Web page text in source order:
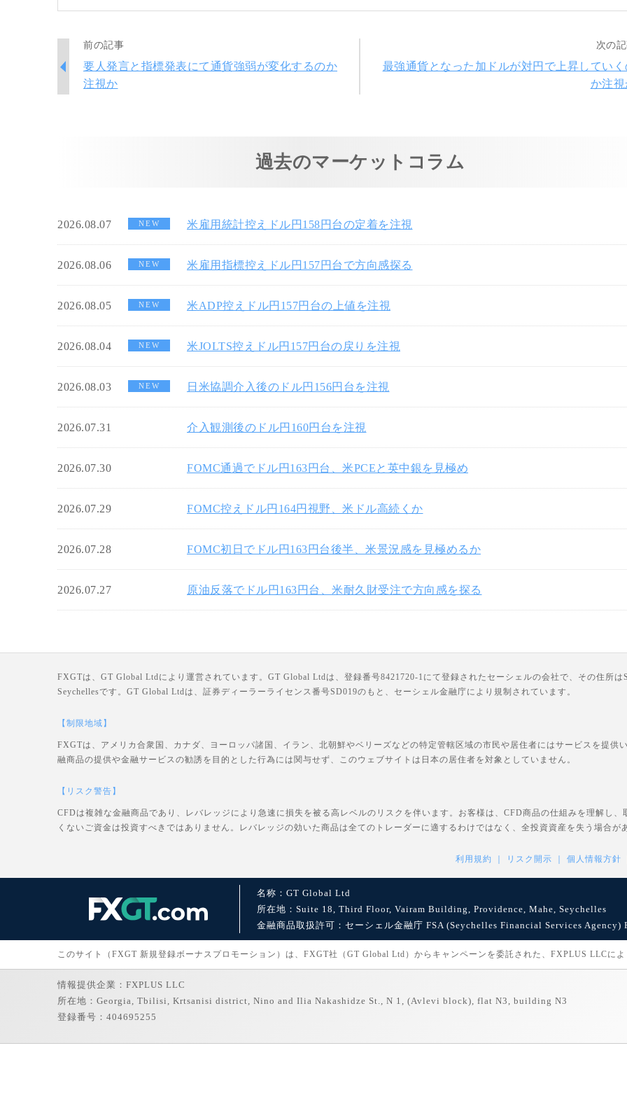
前の記事
要人発言と指標発表にて通貨強弱が変化するのか
注視か
次の
最強通貨となった加ドルが対円で上昇していく
か注視
過去のマーケットコラム
2026.08.07 NEW 米雇用統計控えドル円158円台の定着を注視
2026.08.06 NEW 米雇用指標控えドル円157円台で方向感探る
2026.08.05 NEW 米ADP控えドル円157円台の上値を注視
2026.08.04 NEW 米JOLTS控えドル円157円台の戻りを注視
2026.08.03 NEW 日米協調介入後のドル円156円台を注視
2026.07.31 介入観測後のドル円160円台を注視
2026.07.30 FOMC通過でドル円163円台、米PCEと英中銀を見極め
2026.07.29 FOMC控えドル円164円視野、米ドル高続くか
2026.07.28 FOMC初日でドル円163円台後半、米景況感を見極めるか
2026.07.27 原油反落でドル円163円台、米耐久財受注で方向感を探る
FXGTは、GT Global Ltdにより運営されています。GT Global Ltdは、登録番号8421720-1にて登録されたセーシェルの会社で、その住所
Seychellesです。GT Global Ltdは、証券ディーラーライセンス番号SD019のもと、セーシェル金融庁により規制されています。
【制限地域】
FXGTは、アメリカ合衆国、カナダ、ヨーロッパ諸国、イラン、北朝鮮やベリーズなどの特定管轄区域の市民や居住者にはサービスを提供
融商品の提供や金融サービスの勧誘を目的とした行為には関与せず、このウェブサイトは日本の居住者を対象としていません。
【リスク警告】
CFDは複雑な金融商品であり、レバレッジにより急速に損失を被る高レベルのリスクを伴います。お客様は、CFD商品の仕組みを理解し
くないご資金は投資すべきではありません。レバレッジの効いた商品は全てのトレーダーに適するわけではなく、全投資資産を失う場合が
利用規約 リスク開示 個人情報方針
名称：GT Global Ltd
所在地：Suite 18, Third Floor, Vairam Building, Providence, Mahe, Seychelles
金融商品取扱許可：セーシェル金融庁 FSA (Seychelles Financial Services Agency)
このサイト（FXGT 新規登録ボーナスプロモーション）は、FXGT社（GT Global Ltd）からキャンペーンを委託された、FXPLUS LLCによ
情報提供企業：FXPLUS LLC
所在地：Georgia, Tbilisi, Krtsanisi district, Nino and Ilia Nakashidze St., N 1, (Avlevi block), flat N3, building N3
登録番号：404695255